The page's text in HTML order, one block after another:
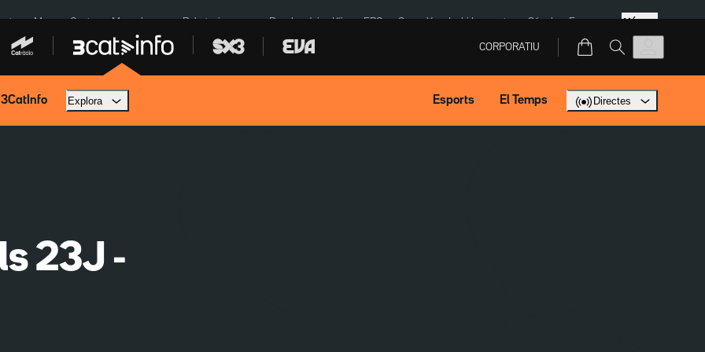
Menors Ceuta Mercabarna Robatoris coure Bombardejos Kíiv ERC SpaceX Isaki Lacuesta Sánchez Europa Més
CORPORATIU
3CatInfo Explora Esports El Temps Directes
23J -